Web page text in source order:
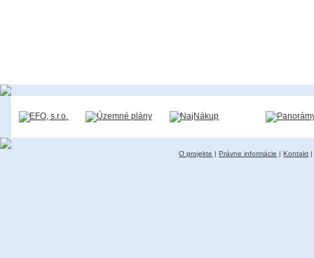
O projekte |Právne informácie |Kontakt